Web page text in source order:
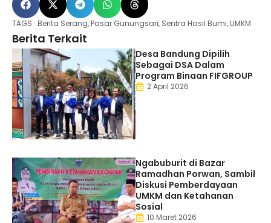
TAGS : Berita Serang,Pasar Gunungsari, Sentra Hasil Bumi,UMKM
Berita Terkait
Desa Bandung Dipilih
Sebagai DSA Dalam
Program Binaan FIFGROUP
2 April 2026
Ngabuburit di Bazar
Ramadhan Porwan, Sambil
Diskusi Pemberdayaan
UMKM dan Ketahanan
Sosial
10 Maret 2026